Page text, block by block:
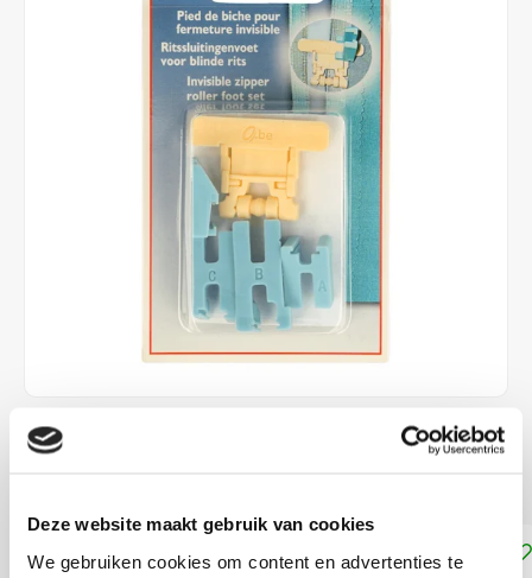
Deze website maakt gebruik van cookies
We gebruiken cookies om content en advertenties te
€4,30
Toevoegen aan winkelwagen